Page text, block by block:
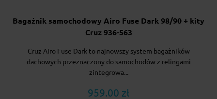
Bagażnik samochodowy Airo Fuse Dark 98/90 + kity
Cruz 936-563
Cruz Airo Fuse Dark to najnowszy system bagażników
dachowych przeznaczony do samochodów z relingami
zintegrowa...
959.00 zł